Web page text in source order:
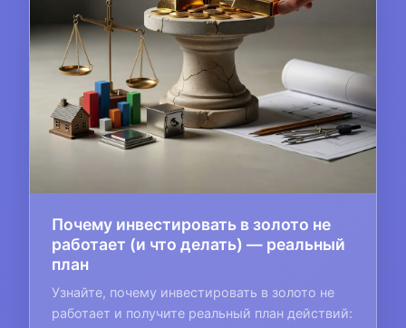
Почему инвестировать в золото не
работает (и что делать) — реальный
план
Узнайте, почему инвестировать в золото не
работает и получите реальный план действий: